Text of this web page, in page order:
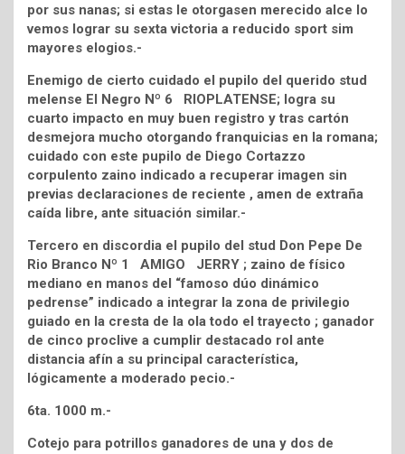
por sus nanas; si estas le otorgasen merecido alce lo
vemos lograr su sexta victoria a reducido sport sim
mayores elogios.-
Enemigo de cierto cuidado el pupilo del querido stud
melense El Negro Nº 6 RIOPLATENSE; logra su
cuarto impacto en muy buen registro y tras cartón
desmejora mucho otorgando franquicias en la romana;
cuidado con este pupilo de Diego Cortazzo
corpulento zaino indicado a recuperar imagen sin
previas declaraciones de reciente , amen de extraña
caída libre, ante situación similar.-
Tercero en discordia el pupilo del stud Don Pepe De
Rio Branco Nº 1 AMIGO JERRY ; zaino de físico
mediano en manos del “famoso dúo dinámico
pedrense” indicado a integrar la zona de privilegio
guiado en la cresta de la ola todo el trayecto ; ganador
de cinco proclive a cumplir destacado rol ante
distancia afín a su principal característica,
lógicamente a moderado pecio.-
6ta. 1000 m.-
Cotejo para potrillos ganadores de una y dos de